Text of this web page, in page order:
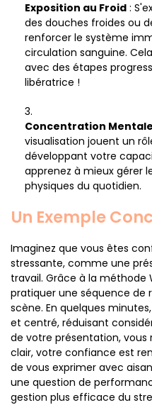
Exposition au Froid :
des douches froides ou
renforcer le système
circulation sanguine.
avec des étapes
libératrice !
Concentration Mentale
visualisation jouent un
développant votre
apprenez à mieux gérer
physiques du quotidien.
Un Exemple
Imaginez que vous êtes
stressante, comme une
travail. Grâce à la méthode
pratiquer une séquence de
scène. En quelques
et centré, réduisant
de votre présentation,
clair, votre confiance est
de vous exprimer avec
une question de
gestion plus efficace du